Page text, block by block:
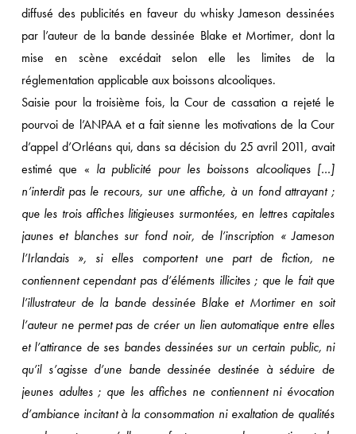
diffusé des publicités en faveur du whisky Jameson dessinées
par l’auteur de la bande dessinée Blake et Mortimer, dont la
mise en scène excédait selon elle les limites de la
réglementation applicable aux boissons alcooliques.
Saisie pour la troisième fois, la Cour de cassation a rejeté le
pourvoi de l’ANPAA et a fait sienne les motivations de la Cour
d’appel d’Orléans qui, dans sa décision du 25 avril 2011, avait
estimé que « la publicité pour les boissons alcooliques […]
n’interdit pas le recours, sur une affiche, à un fond attrayant ;
que les trois affiches litigieuses surmontées, en lettres capitales
jaunes et blanches sur fond noir, de l’inscription « Jameson
l’Irlandais », si elles comportent une part de fiction, ne
contiennent cependant pas d’éléments illicites ; que le fait que
l’illustrateur de la bande dessinée Blake et Mortimer en soit
l’auteur ne permet pas de créer un lien automatique entre elles
et l’attirance de ses bandes dessinées sur un certain public, ni
qu’il s’agisse d’une bande dessinée destinée à séduire de
jeunes adultes ; que les affiches ne contiennent ni évocation
d’ambiance incitant à la consommation ni exaltation de qualités